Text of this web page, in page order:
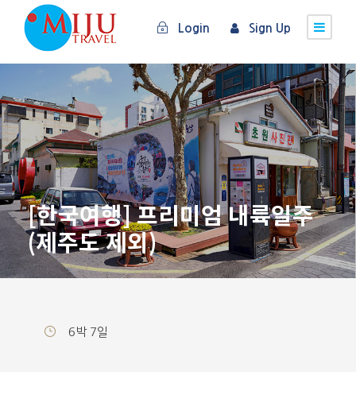
Login Sign Up
[한국여행] 프리미엄 내륙일주
(제주도 제외)
6박 7일